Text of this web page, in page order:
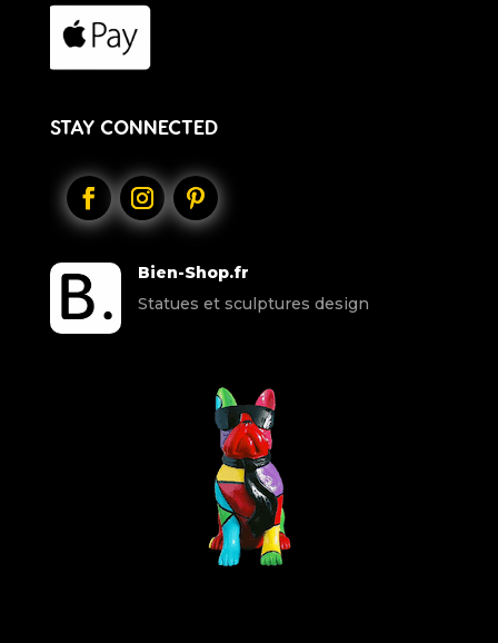
STAY CONNECTED
Bien-Shop.fr
Statues et sculptures design